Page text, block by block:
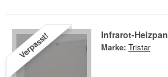
Verpasst! Infrarot-
Marke: Tristar